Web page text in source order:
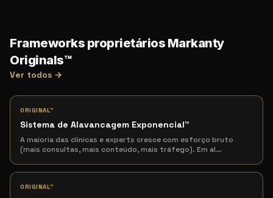
Frameworks proprietários Markanty
Originals™
Ver todos →
ORIGINAL™
Sistema de Alavancagem Exponencial™
A maioria das clínicas e experts cresce com esforço bruto
(mais consultas, mais conteúdo, mais tráfego). Em al…
ORIGINAL™